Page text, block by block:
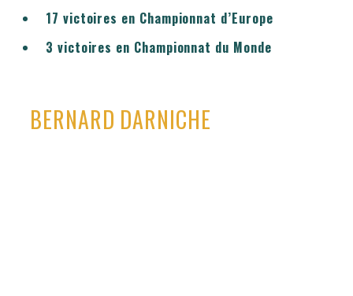
17 victoires en Championnat d’Europe
3 victoires en Championnat du Monde
BERNARD DARNICHE